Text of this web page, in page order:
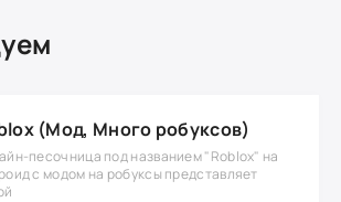
(Мод, Много робуксов)
песочница под названием "Roblox" на
с модом на робуксы представляет